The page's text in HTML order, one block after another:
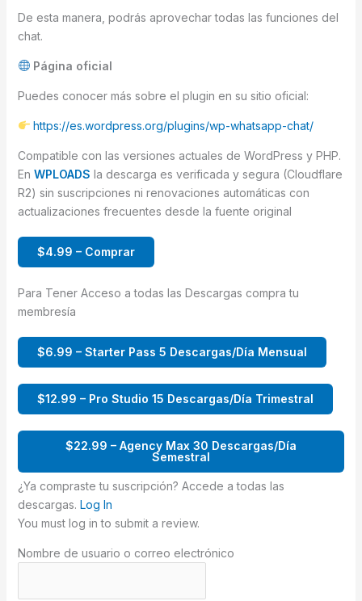
De esta manera, podrás aprovechar todas las funciones del
chat.
Página oficial
Puedes conocer más sobre el plugin en su sitio oficial:
https://es.wordpress.org/plugins/wp-whatsapp-chat/
Compatible con las versiones actuales de WordPress y PHP.
En WPLOADS la descarga es verificada y segura (Cloudflare
R2) sin suscripciones ni renovaciones automáticas con
actualizaciones frecuentes desde la fuente original
$4.99 – Comprar
Para Tener Acceso a todas las Descargas compra tu
membresía
$6.99 – Starter Pass 5 Descargas/Día Mensual
$12.99 – Pro Studio 15 Descargas/Día Trimestral
$22.99 – Agency Max 30 Descargas/Día
Semestral
¿Ya compraste tu suscripción? Accede a todas las
descargas. Log In
You must log in to submit a review.
Nombre de usuario o correo electrónico